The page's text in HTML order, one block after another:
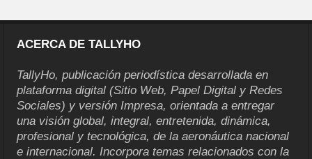
ACERCA DE TALLYHO
TallyHo, publicación periodística desarrollada en
plataforma digital (Sitio Web, Papel Digital y Redes
Sociales) y versión Impresa, orientada a entregar
una visión global, integral, entretenida, dinámica,
profesional y tecnológica, de la aeronáutica nacional
e internacional. Incorpora temas relacionados con la